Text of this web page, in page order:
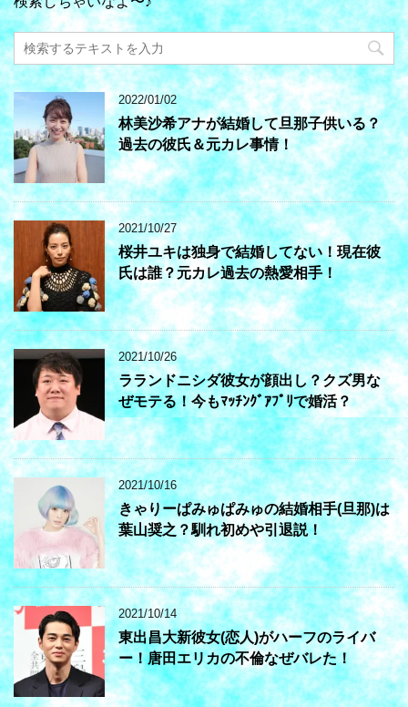
2022/01/02
林美沙希アナが結婚して旦那子供いる？
過去の彼氏＆元カレ事情！
2021/10/27
桜井ユキは独身で結婚してない！現在彼
氏は誰？元カレ過去の熱愛相手！
2021/10/26
ラランドニシダ彼女が顔出し？クズ男な
ぜモテる！今もﾏｯﾁﾝｸﾞｱﾌﾟﾘで婚活？
2021/10/16
きゃりーぱみゅぱみゅの結婚相手(旦那)は
葉山奨之？馴れ初めや引退説！
2021/10/14
東出昌大新彼女(恋人)がハーフのライバ
ー！唐田エリカの不倫なぜバレた！